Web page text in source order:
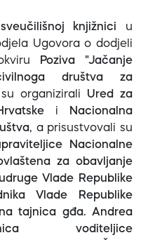
knjižnici u
Ugovora o dodjeli
Poziva "Jačanje
društva za
organizirali Ured za
i Nacionalna
, a prisustvovali su
Nacionalne
za obavljanje
Vlade Republike
Vlade Republike
tajnica gđa. Andrea
voditeljice